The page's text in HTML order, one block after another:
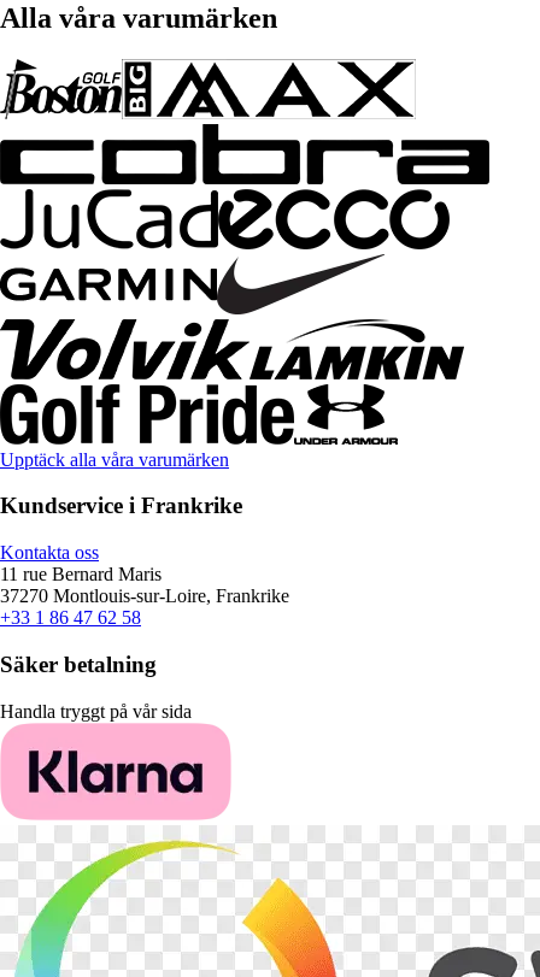
Alla våra varumärken
Upptäck alla våra varumärken
Kundservice i Frankrike
Kontakta oss
11 rue Bernard Maris
37270 Montlouis-sur-Loire, Frankrike
+33 1 86 47 62 58
Säker betalning
Handla tryggt på vår sida